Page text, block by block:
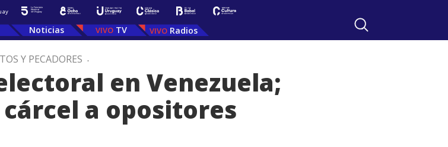
Noticias TV Radios
Y PECADORES .
en Venezuela;
a opositores